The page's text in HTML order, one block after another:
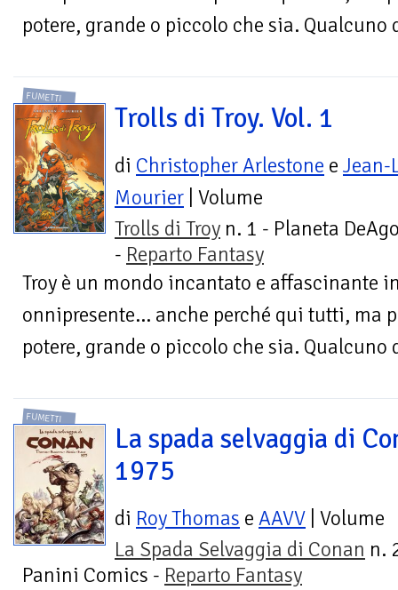
potere, grande o piccolo che sia.
FUMETTI
Trolls di Troy. Vol. 1
di Christopher Arlestone e Jean-
Mourier | Volume
Trolls di Troy n. 1 - Planeta
- Reparto Fantasy
Troy è un mondo incantato e affascinante
onnipresente... anche perché qui tutti, ma
potere, grande o piccolo che sia.
FUMETTI
La spada selvaggia di
1975
di Roy Thomas e AAVV | Volume
La Spada Selvaggia di Conan n.
Panini Comics - Reparto Fantasy